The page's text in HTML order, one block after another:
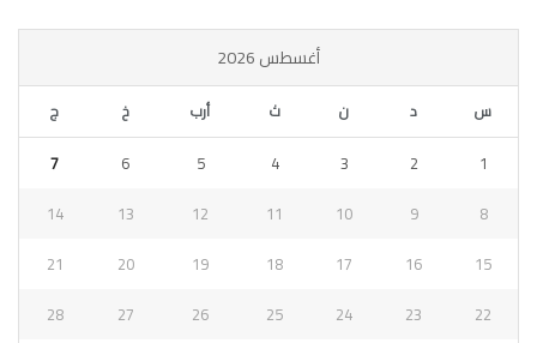
أغسطس 2026
س د ن ث أرب خ ج
1
2
3
4
5
6
7
8
9
10
11
12
13
14
15
16
17
18
19
20
21
22
23
24
25
26
27
28